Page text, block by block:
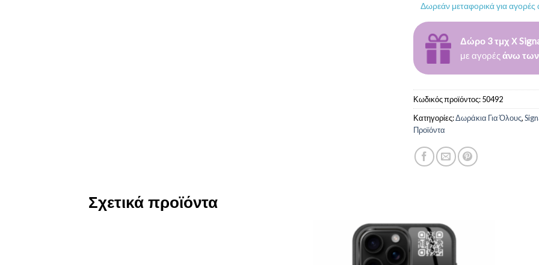
Δωρεάν μεταφορικά για
Δώρο 3 τμχ Χ
με αγορές άνω
Κωδικός προϊόντος:50492
Κατηγορίες:Δωράκια Για Όλους,
Προϊόντα
Σχετικά προϊόντα